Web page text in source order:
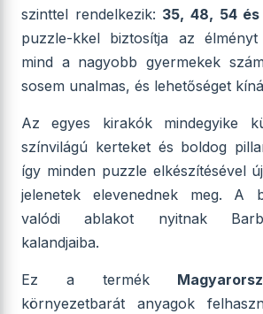
szinttel rendelkezik: 35, 48, 54
puzzle-kkel biztosítja az
mind a nagyobb gyermekek
sosem unalmas, és lehetőséget
Az egyes kirakók mindegyike
színvilágú kerteket és boldog
így minden puzzle elkészítésével
jelenetek elevenednek meg. A
valódi ablakot nyitnak
kalandjaiba.
Ez a termék
környezetbarát anyagok